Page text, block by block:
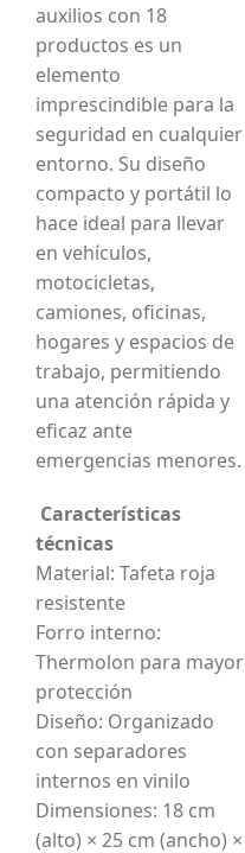
auxilios con 18
productos es un
elemento
imprescindible para la
seguridad en cualquier
entorno. Su diseño
compacto y portátil lo
hace ideal para llevar
en vehículos,
motocicletas,
camiones, oficinas,
hogares y espacios de
trabajo, permitiendo
una atención rápida y
eficaz ante
emergencias menores.
Características
técnicas
Material: Tafeta roja
resistente
Forro interno:
Thermolon para mayor
protección
Diseño: Organizado
con separadores
internos en vinilo
Dimensiones: 18 cm
(alto) × 25 cm (ancho) ×